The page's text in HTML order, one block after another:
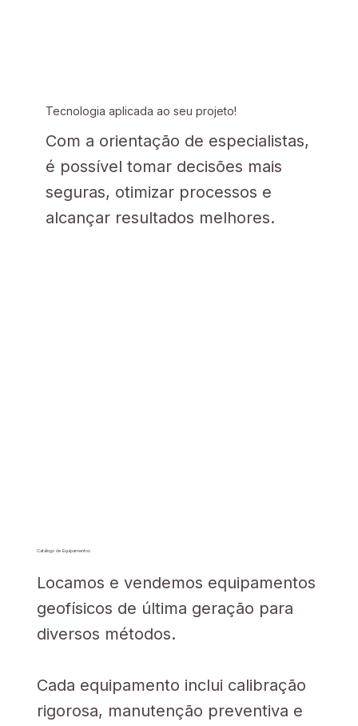
Tecnologia aplicada ao seu projeto!
Com a orientação de especialistas,
é possível tomar decisões mais
seguras, otimizar processos e
alcançar resultados melhores.
Catálogo de Equipamentos
Locamos e vendemos equipamentos
geofísicos de última geração para
diversos métodos.
Cada equipamento inclui calibração
rigorosa, manutenção preventiva e